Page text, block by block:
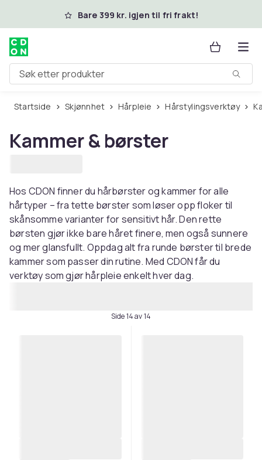
Hopp til hovedinnholdBare 399 kr. igjen til fri frakt!
Søk etter produkter
Startside Skjønnhet Hårpleie Hårstylingsverktøy
Kammer & børster
Hos CDON finner du hårbørster og kammer for alle
hårtyper – fra tette børster som løser opp floker til
skånsomme varianter for sensitivt hår. Den rette
børsten gjør ikke bare håret finere, men også sunnere
og mer glansfullt. Oppdag alt fra runde børster til brede
kammer som passer din rutine. Med CDON får du
verktøy som gjør hårpleie enkelt hver dag.
Side 14 av 14